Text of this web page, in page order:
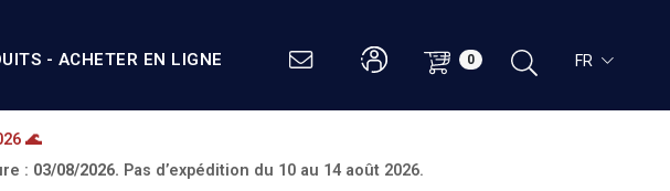
- ACHETER EN LIGNE 0 FR
🌊
: 03/08/2026. Pas d’expédition du 10 au 14 août 2026.